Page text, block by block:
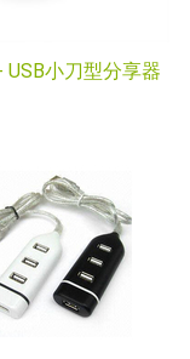
USB小刀型分享器